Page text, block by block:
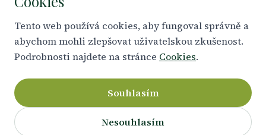
KATALOG
Rakve
Nabízíme více typů rakví pro rozloučení s
Tento web používá cookies, aby fungoval správně a
abychom mohli zlepšovat uživatelskou zkušenost.
Podrobnosti najdete na stránce Cookies.
Souhlasím
Nesouhlasím